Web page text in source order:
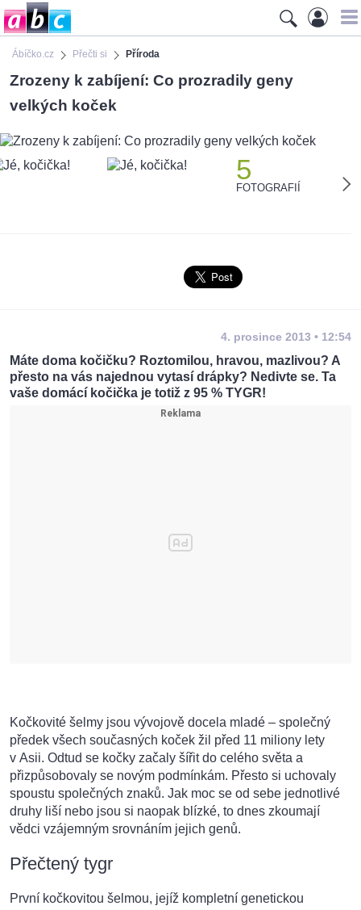
Ábíčko.cz Přečti si Příroda
Zrozeny k zabíjení: Co prozradily geny
velkých koček
5
FOTOGRAFIÍ
4. prosince 2013 • 12:54
Máte doma kočičku? Roztomilou, hravou, mazlivou? A
přesto na vás najednou vytasí drápky? Nedivte se. Ta
vaše domácí kočička je totiž z 95 % TYGR!
Kočkovité šelmy jsou vývojově docela mladé – společný
předek všech současných koček žil před 11 miliony lety
v Asii. Odtud se kočky začaly šířit do celého světa a
přizpůsobovaly se novým podmínkám. Přesto si uchovaly
spoustu společných znaků. Jak moc se od sebe jednotlivé
druhy liší nebo jsou si naopak blízké, to dnes zkoumají
vědci vzájemným srovnáním jejich genů.
Přečtený tygr
První kočkovitou šelmou, jejíž kompletní genetickou